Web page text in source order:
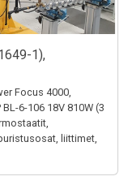
1),
Focus 4000,
6-106 18V 810W (3
liittimet,